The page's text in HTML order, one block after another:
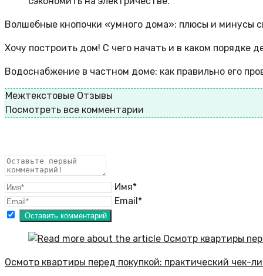
Волшебные кнопочки «умного дома»: плюсы и минусы
Хочу построить дом! С чего начать и в каком порядке
Водоснабжение в частном доме: как правильно его
Межтекстовые Отзывы
Посмотреть все комментарии
Имя*
Email*
Осмотр квартиры перед покупкой: практический чек-